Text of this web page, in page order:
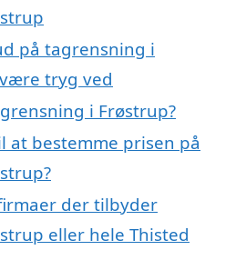
på tagrensning i
tryg ved
i Frøstrup?
at bestemme prisen på
der tilbyder
eller hele Thisted